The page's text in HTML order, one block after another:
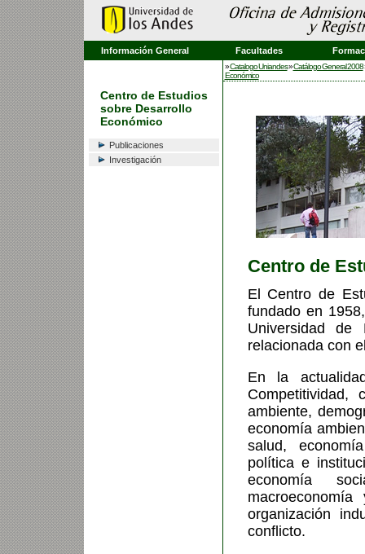
Información General Facultades
Centro de Estudios
sobre Desarrollo
Económico
Publicaciones
Investigación
»Catalogo Uniandes»Catálogo General 2008
Económico
Centro de
El Centro de
fundado en
Universidad
relacionada con
En la
Competitividad,
ambiente, d
economía
salud,
política e
economía
organización
conflicto.